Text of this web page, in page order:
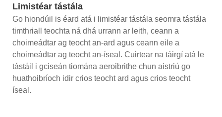
Limistéar tástála
Go hiondúil is éard atá i limistéar tástála seomra tástála
timthriall teochta ná dhá urrann ar leith, ceann a
choimeádtar ag teocht an-ard agus ceann eile a
choimeádtar ag teocht an-íseal. Cuirtear na táirgí atá le
tástáil i gciseán tiomána aeroibrithe chun aistriú go
huathoibríoch idir crios teocht ard agus crios teocht
íseal.